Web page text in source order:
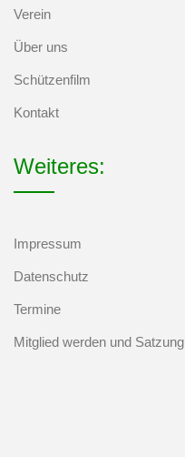
Verein
Über uns
Schützenfilm
Kontakt
Weiteres:
Impressum
Datenschutz
Termine
Mitglied werden und Satzung